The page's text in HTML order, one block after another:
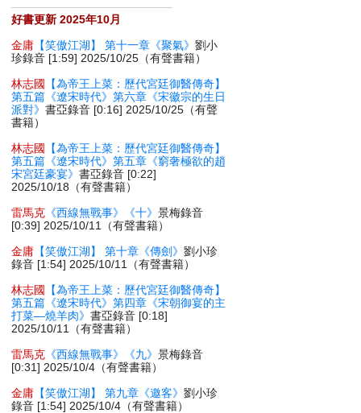
好書更新 2025年10月
金庸 【笑傲江湖】 第十一章《聚氣》劉小
珍錄音 [1:59] 2025/10/25（有聲書籍）
林志國
【為帝王上菜：歷代宮廷御醫傳奇】
第五篇《遼宋時代》第六章《宋徽宗的生日
派對》書亞錄音 [0:16] 2025/10/25（有聲
書籍）
林志國
【為帝王上菜：歷代宮廷御醫傳奇】
第五篇《遼宋時代》第五章《窮奢極欲的趙
宋宮廷豪宴》書亞錄音 [0:22]
2025/10/18（有聲書籍）
雷馬克 《西線無戰事》《十》景梅錄音
[0:39] 2025/10/11（有聲書籍）
金庸 【笑傲江湖】 第十章《傳劍》劉小珍
錄音 [1:54] 2025/10/11（有聲書籍）
林志國
【為帝王上菜：歷代宮廷御醫傳奇】
第五篇《遼宋時代》第四章《宋朝御宴的主
打菜—燒羊肉》書亞錄音 [0:18]
2025/10/11（有聲書籍）
雷馬克 《西線無戰事》《九》景梅錄音
[0:31] 2025/10/4（有聲書籍）
金庸 【笑傲江湖】 第九章《邀客》劉小珍
錄音 [1:54] 2025/10/4（有聲書籍）